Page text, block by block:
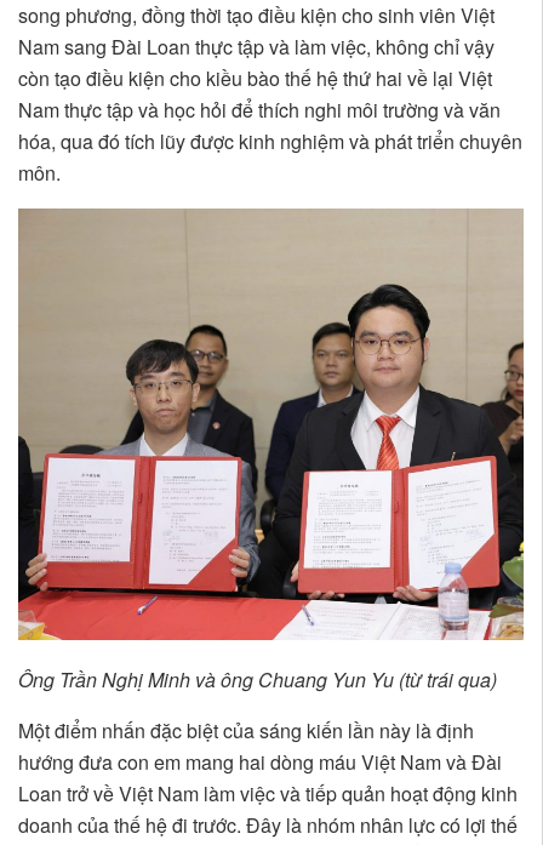
song phương, đồng thời tạo điều kiện cho sinh viên Việt
Nam sang Đài Loan thực tập và làm việc, không chỉ vậy
còn tạo điều kiện cho kiều bào thế hệ thứ hai về lại Việt
Nam thực tập và học hỏi để thích nghi môi trường và văn
hóa, qua đó tích lũy được kinh nghiệm và phát triển chuyên
môn.
Ông Trần Nghị Minh và ông Chuang Yun Yu (từ trái qua)
Một điểm nhấn đặc biệt của sáng kiến lần này là định
hướng đưa con em mang hai dòng máu Việt Nam và Đài
Loan trở về Việt Nam làm việc và tiếp quản hoạt động kinh
doanh của thế hệ đi trước. Đây là nhóm nhân lực có lợi thế